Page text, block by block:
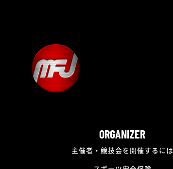
ORGANIZER
主催者・競技会を開催するには